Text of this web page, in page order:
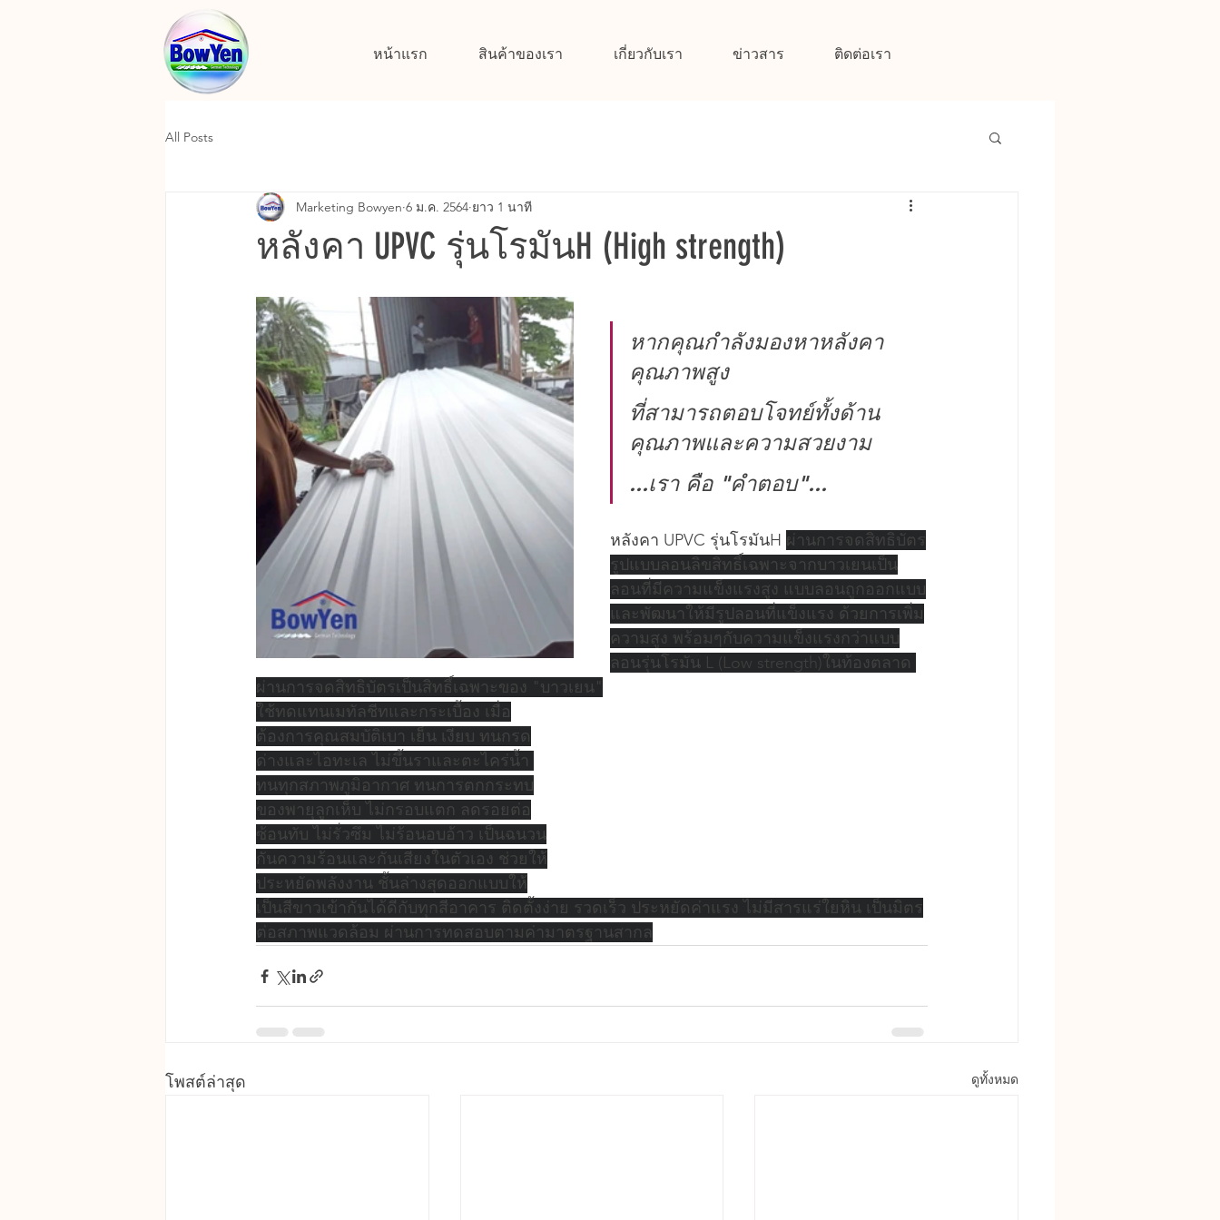
หน้าแรก สินค้าของเรา เกี่ยวกับเรา ข่าวสาร ติดต่อเรา
All Posts
หลังคา UPVC รุ่นโรมันH (High strength)
Marketing Bowyen 6 ม.ค. 2564 ยาว 1 นาที
หากคุณกำลังมองหาหลังคา
คุณภาพสูง
ที่สามารถตอบโจทย์ทั้งด้าน
คุณภาพและความสวยงาม
...เรา คือ "คำตอบ"...
หลังคา UPVC รุ่นโรมันH ผ่านการจดสิทธิบัตร
รูปแบบลอนลิขสิทธิ์เฉพาะจากบาวเยนเป็น
ลอนที่มีความแข็งแรงสูง แบบลอนถูกออกแบบ
และพัฒนาให้มีรูปลอนที่แข็งแรง ด้วยการเพิ่ม
ความสูง พร้อมๆกับความแข็งแรงกว่าแบบ
ลอนรุ่นโรมัน L (Low strength)ในท้องตลาด
ผ่านการจดสิทธิบัตรเป็นสิทธิ์เฉพาะของ "บาวเยน"
ใช้ทดแทนเมทัลชีทและกระเบื้อง เมื่อ
ต้องการคุณสมบัติเบา เย็น เงียบ ทนกรด
ด่างและไอทะเล ไม่ขึ้นราและตะไคร่น้ำ
ทนทุกสภาพภูมิอากาศ ทนการตกกระทบ
ของพายุลูกเห็บ ไม่กรอบแตก ลดรอยต่อ
ซ้อนทับ ไม่รั่วซึม ไม่ร้อนอบอ้าว เป็นฉนวน
กันความร้อนและกันเสียงในตัวเอง ช่วยให้
ประหยัดพลังงาน ชั้นล่างสุดออกแบบให้
เป็นสีขาวเข้ากันได้ดีกับทุกสีอาคาร ติดตั้งง่าย รวดเร็ว ประหยัดค่าแรง ไม่มีสารแร่ใยหิน เป็นมิตร
ต่อสภาพแวดล้อม ผ่านการทดสอบตามค่ามาตรฐานสากล
โพสต์ล่าสุด ดูทั้งหมด